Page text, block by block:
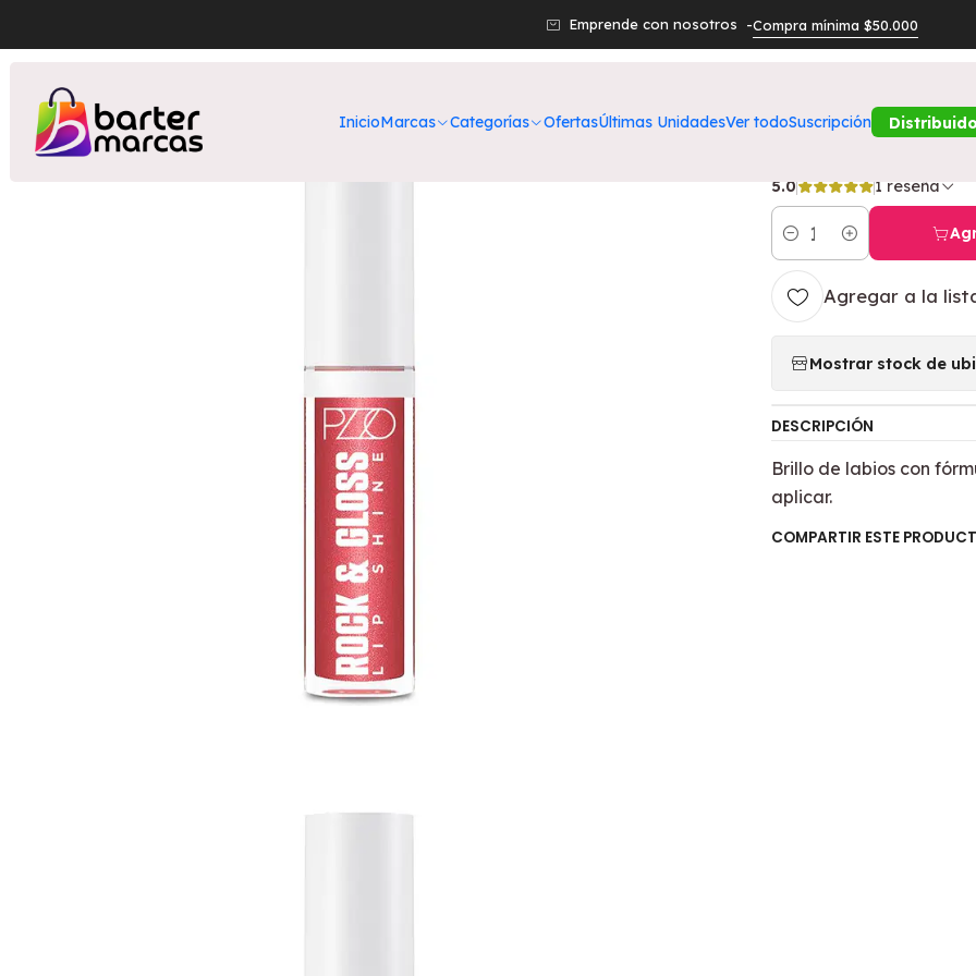
InicioMarcas Categorías OfertasÚltimas UnidadesVer todoSuscripción
Emprende con nosotros -Compra mínima $50.000
Nuestros Productos Belleza Labios Lip Shine Rock & Gloss Strawberry
Lip Shine
PETRIZZIO
5.0 1 reseña
Cantidad
Agregar a la
Mostrar stock de
DESCRIPCIÓN
Brillo de labios con
aplicar.
COMPARTIR ESTE